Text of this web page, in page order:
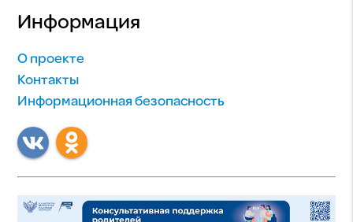
Информация
О проекте
Контакты
Информационная безопасность